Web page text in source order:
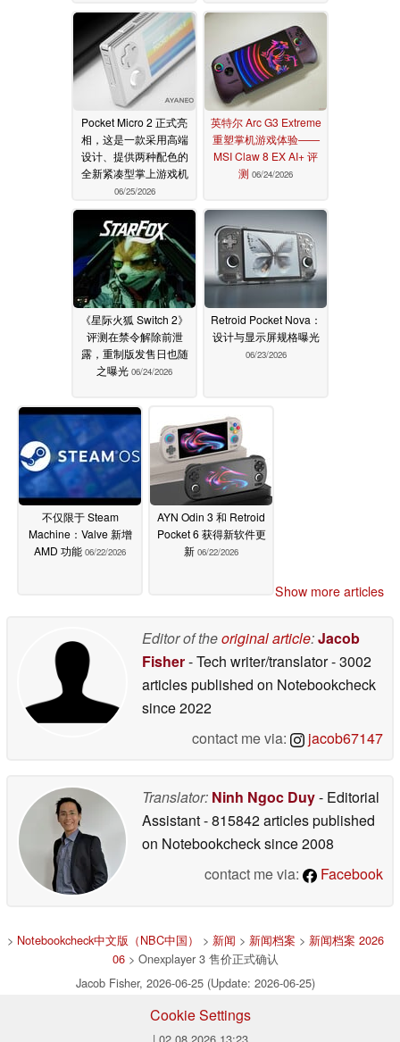
Pocket Micro 2 正式亮
相，这是一款采用高端
设计、提供两种配色的
全新紧凑型掌上游戏机
06/25/2026
英特尔 Arc G3 Extreme
重塑掌机游戏体验——
MSI Claw 8 EX AI+ 评
测 06/24/2026
《星际火狐 Switch 2》
评测在禁令解除前泄
露，重制版发售日也随
之曝光 06/24/2026
Retroid Pocket Nova：
设计与显示屏规格曝光
06/23/2026
不仅限于 Steam
Machine：Valve 新增
AMD 功能 06/22/2026
AYN Odin 3 和 Retroid
Pocket 6 获得新软件更
新 06/22/2026
Show more articles
Editor of theoriginal article:Jacob
Fisher- Tech writer/translator- 3002
articles published on Notebookcheck
since 2022
contact me via:
jacob67147
Translator: Ninh Ngoc Duy- Editorial
Assistant- 815842 articles published
on Notebookchecksince 2008
contact me via:
Facebook
> Notebookcheck中文版（NBC中国） > 新闻 > 新闻档案 > 新闻档案 2026
06 > Onexplayer 3 售价正式确认
Jacob Fisher, 2026-06-25 (Update: 2026-06-25)
Cookie Settings